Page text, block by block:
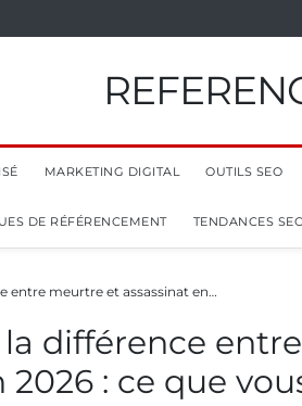
MARKETING DIGITAL OUTILS SEO
DE RÉFÉRENCEMENT TENDANCES
entre meurtre et assassinat en…
différence
2026 : ce que